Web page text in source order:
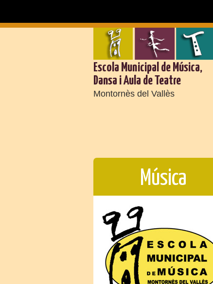
Escola Municipal de Música,
Dansa i Aula de Teatre
Montornès del Vallès
Música